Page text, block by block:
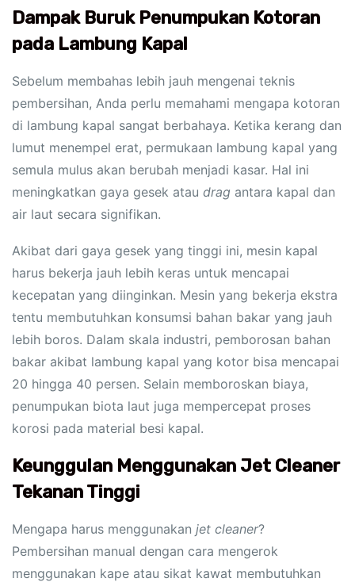
Dampak Buruk Penumpukan Kotoran
pada Lambung Kapal
Sebelum membahas lebih jauh mengenai teknis
pembersihan, Anda perlu memahami mengapa kotoran
di lambung kapal sangat berbahaya. Ketika kerang dan
lumut menempel erat, permukaan lambung kapal yang
semula mulus akan berubah menjadi kasar. Hal ini
meningkatkan gaya gesek atau drag antara kapal dan
air laut secara signifikan.
Akibat dari gaya gesek yang tinggi ini, mesin kapal
harus bekerja jauh lebih keras untuk mencapai
kecepatan yang diinginkan. Mesin yang bekerja ekstra
tentu membutuhkan konsumsi bahan bakar yang jauh
lebih boros. Dalam skala industri, pemborosan bahan
bakar akibat lambung kapal yang kotor bisa mencapai
20 hingga 40 persen. Selain memboroskan biaya,
penumpukan biota laut juga mempercepat proses
korosi pada material besi kapal.
Keunggulan Menggunakan Jet Cleaner
Tekanan Tinggi
Mengapa harus menggunakan jet cleaner?
Pembersihan manual dengan cara mengerok
menggunakan kape atau sikat kawat membutuhkan